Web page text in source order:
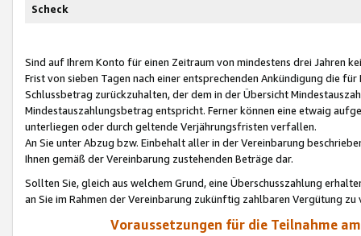
Scheck
Sind auf Ihrem Konto für einen Zeitraum von mindestens drei Jahren
Frist von sieben Tagen nach einer entsprechenden Ankündigung die
Schlussbetrag zurückzuhalten, der dem in der Übersicht
Mindestauszahlungsbetrag entspricht. Ferner können eine etwaig
unterliegen oder durch geltende Verjährungsfristen verfallen.
An Sie unter Abzug bzw. Einbehalt aller in der Vereinbarung
Ihnen gemäß der Vereinbarung zustehenden Beträge dar.
Sollten Sie, gleich aus welchem Grund, eine Überschusszahlung
an Sie im Rahmen der Vereinbarung zukünftig zahlbaren Vergütung zu
Voraussetzungen für die Teilnahme